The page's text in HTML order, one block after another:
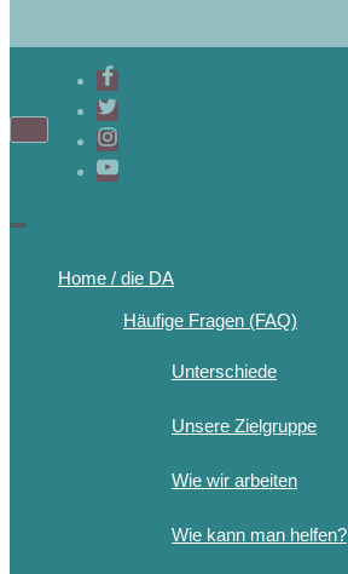
Home / die DA
Häufige Fragen (FAQ)
Unterschiede
Unsere Zielgruppe
Wie wir arbeiten
Wie kann man helfen?